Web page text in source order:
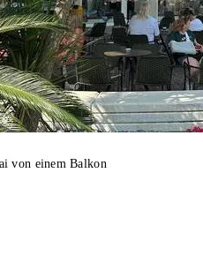
von einem Balkon